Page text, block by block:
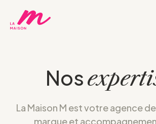
Nos
La Maison M est votre agence
marque et